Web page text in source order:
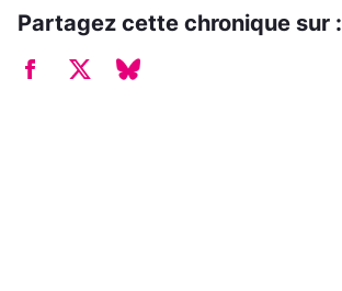
Partagez cette chronique sur :